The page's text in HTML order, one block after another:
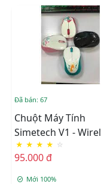
Đã bán: 67
Chuột Máy Tính
Simetech V1 -
★ ★ ★ ★ ☆
95.000 đ
Mới 100%